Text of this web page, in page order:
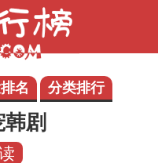
名 分类排行
剧